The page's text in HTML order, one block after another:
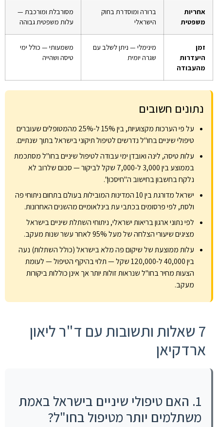
אחריות
משפטית
ברורה ומוסדרת בחוק
הישראלי
מסורבלת ומורכבת —
עלות משפטית גבוהה
זמן
היעדרות
מהעבודה
מינימלי — ניתן לשלב עם
שגרה יומית
משמעותי — כולל ימי
טיסה ושהייה
נתונים חשובים
על פי הערכות מקצועיות, בין 15% ל-25% מהמטופלים שעוברים
טיפולי שיניים בחו"ל נדרשים לטיפול תיקוני בישראל בתוך שנתיים.
עלות טיסה, לינה ואובדן ימי עבודה לטיפול שיניים בחו"ל מסתכמת
בממוצע בין 3,000 ל-7,000 שקל לביקור — סכום שלרוב לא
נלקח בחשבון בחישוב ה"חיסכון".
ישראל מדורגת בין 10 המדינות המובילות בעולם בתחום ניתוחי פה
ולסת, לפי פרסומים בכתבי עת בינלאומיים מהשנים האחרונות.
לפי נתוני ארגון בריאות ישראלי, ניתוחי השתלת שיניים בישראל
מציגים שיעורי הצלחה של מעל 95% לאחר עשר שנות מעקב.
עלות ממוצעת של שיקום פה מלא בישראל (כולל השתלות) נעה
בין 40,000 ל-120,000 שקל — תלוי בהיקף הטיפול — לעומת
הצעות מחיר בחו"ל שנראות זולות יותר אך אינן כוללות ביקורות
מעקב.
7 שאלות ותשובות עם ד"ר ליאון
ארדקיאן
1. האם טיפולי שיניים בישראל באמת
משתלמים יותר מטיפול בחו"ל?